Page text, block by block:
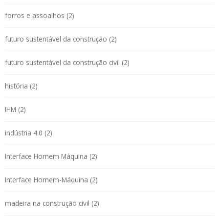
forros e assoalhos (2)
futuro sustentável da construção (2)
futuro sustentável da construção civil (2)
história (2)
IHM (2)
indústria 4.0 (2)
Interface Homem Máquina (2)
Interface Homem-Máquina (2)
madeira na construção civil (2)